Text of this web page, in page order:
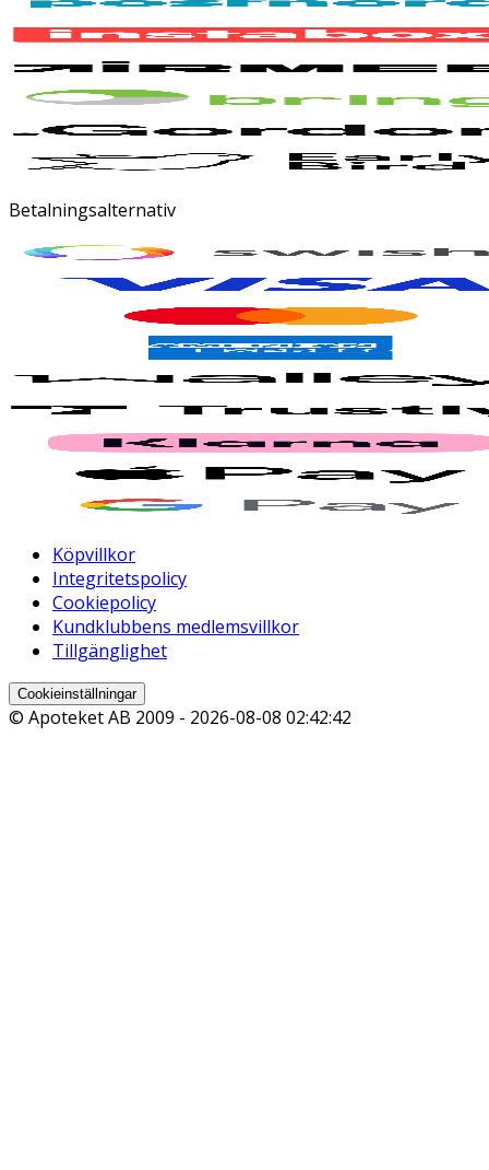
Betalningsalternativ
Köpvillkor
Integritetspolicy
Cookiepolicy
Kundklubbens medlemsvillkor
Tillgänglighet
Cookieinställningar
© Apoteket AB 2009 - 2026-08-08 02:42:42